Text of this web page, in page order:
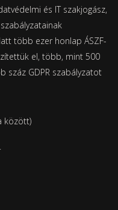
és IT szakjogász,
több ezer honlap ÁSZF-
el, több, mint 500
száz GDPR szabályzatot
között)